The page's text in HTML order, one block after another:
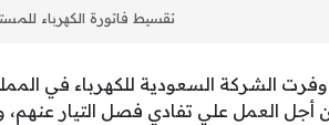
تقسيط فاتورة الكهرباء
وفرت الشركة السعودية للكهرباء في
أجل العمل علي تفادي فصل التيار